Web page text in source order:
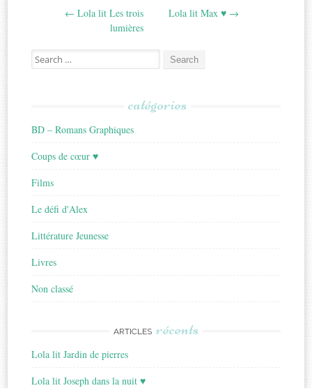
navigation
← Lola lit Les trois
lumières
Lola lit Max ♥ →
Search
for:
catégories
BD – Romans Graphiques
Coups de cœur ♥
Films
Le défi d'Alex
Littérature Jeunesse
Livres
Non classé
ARTICLES récents
Lola lit Jardin de pierres
Lola lit Joseph dans la nuit ♥